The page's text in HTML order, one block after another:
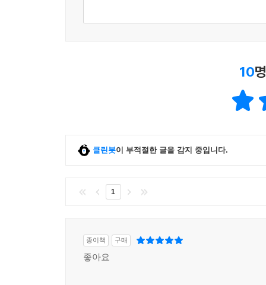
10
클린봇이 부적절한 글을 감지 중입니다.
1
종이책 구매
좋아요